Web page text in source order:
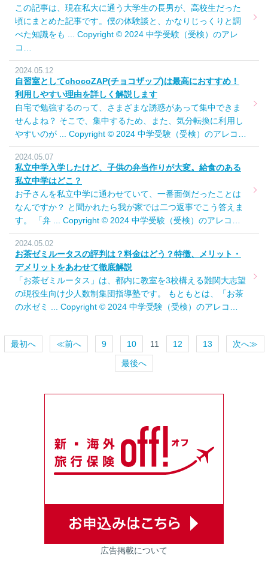
この記事は、現在私大に通う大学生の長男が、高校生だった
頃にまとめた記事です。僕の体験談と、かなりじっくりと調
べた知識をも ... Copyright © 2024 中学受験（受検）のアレ
コ…
2024.05.12
自習室としてchocoZAP(チョコザップ)は最高におすすめ！
利用しやすい理由を詳しく解説します
自宅で勉強するのって、さまざまな誘惑があって集中できま
せんよね？ そこで、集中するため、また、気分転換に利用し
やすいのが ... Copyright © 2024 中学受験（受検）のアレコ…
2024.05.07
私立中学入学したけど、子供の弁当作りが大変。給食のある
私立中学はどこ？
お子さんを私立中学に通わせていて、一番面倒だったことは
なんですか？ と聞かれたら我が家では二つ返事でこう答えま
す。 「弁 ... Copyright © 2024 中学受験（受検）のアレコ…
2024.05.02
お茶ゼミルータスの評判は？料金はどう？特徴、メリット・
デメリットをあわせて徹底解説
「お茶ゼミルータス」は、都内に教室を3校構える難関大志望
の現役生向け少人数制集団指導塾です。 もともとは、「お茶
の水ゼミ ... Copyright © 2024 中学受験（受検）のアレコ…
最初へ ≪前へ 9 10 11 12 13
次へ≫
最後へ
広告掲載について